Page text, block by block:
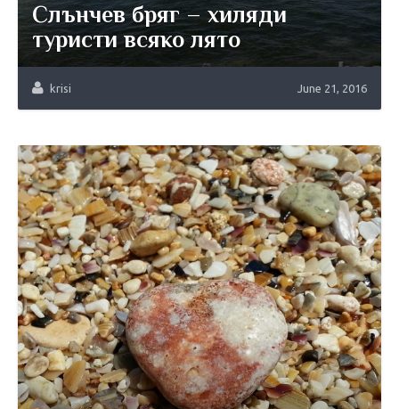
Слънчев бряг – хиляди
туристи всяко лято
krisi June 21, 2016